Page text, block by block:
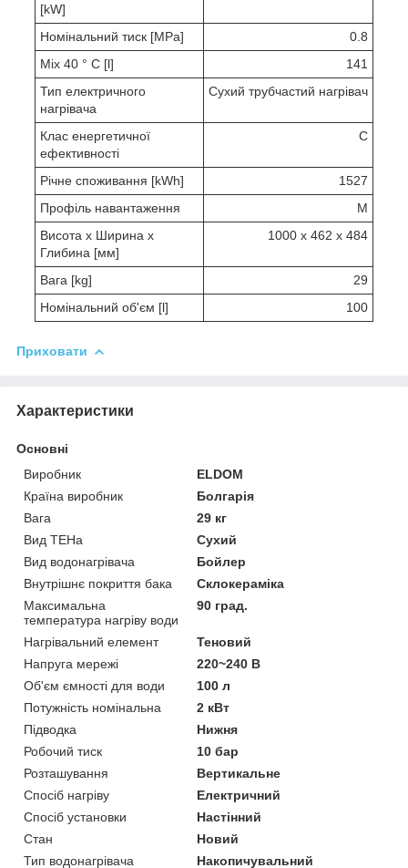
[kW]
Номінальний тиск [MPa]
0.8
Mix 40 ° C [l]
141
Тип електричного
нагрівача
Сухий трубчастий нагрівач
Клас енергетичної
ефективності
C
Річне споживання [kWh]
1527
Профіль навантаження
M
Висота x Ширина х
Глибина [мм]
1000 x 462 x 484
Вага [kg]
29
Номінальний об'єм [l]
100
Приховати
Характеристики
Основні
Виробник
ELDOM
Країна виробник
Болгарія
Вага
29 кг
Вид ТЕНа
Сухий
Вид водонагрівача
Бойлер
Внутрішнє покриття бака
Склокераміка
Максимальна
температура нагріву води
90 град.
Нагрівальний елемент
Теновий
Напруга мережі
220~240 В
Об'єм ємності для води
100 л
Потужність номінальна
2 кВт
Підводка
Нижня
Робочий тиск
10 бар
Розташування
Вертикальне
Спосіб нагріву
Електричний
Спосіб установки
Настінний
Стан
Новий
Тип водонагрівача
Накопичувальний